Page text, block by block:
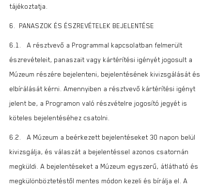
tájékoztatja.
6. PANASZOK ÉS ÉSZREVÉTELEK BEJELENTÉSE
6.1. A résztvevő a Programmal kapcsolatban felmerült
észrevételeit, panaszait vagy kártérítési igényét jogosult a
Múzeum részére bejelenteni, bejelentésének kivizsgálását és
elbírálását kérni. Amennyiben a résztvevő kártérítési igényt
jelent be, a Programon való részvételre jogosító jegyét is
köteles bejelentéséhez csatolni.
6.2. A Múzeum a beérkezett bejelentéseket 30 napon belül
kivizsgálja, és válaszát a bejelentéssel azonos csatornán
megküldi. A bejelentéseket a Múzeum egyszerű, átlátható és
megkülönböztetéstől mentes módon kezeli és bírálja el. A